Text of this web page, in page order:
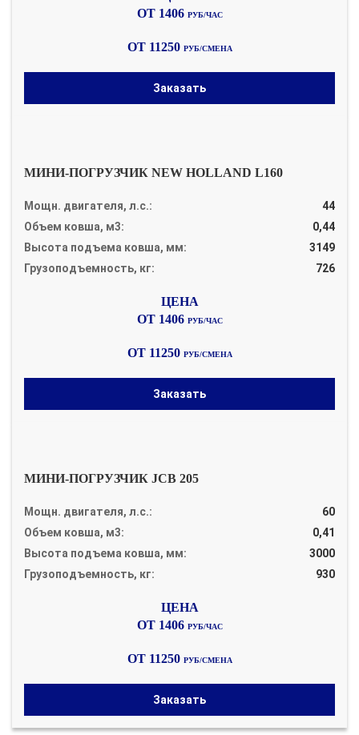
ОТ 1406 РУБ/ЧАС
ОТ 11250 РУБ/СМЕНА
Заказать
МИНИ-ПОГРУЗЧИК NEW HOLLAND L160
Мощн. двигателя, л.с.:
44
Объем ковша, м3:
0,44
Высота подъема ковша, мм:
3149
Грузоподъемность, кг:
726
ОТ 1406 РУБ/ЧАС
ОТ 11250 РУБ/СМЕНА
Заказать
МИНИ-ПОГРУЗЧИК JCB 205
Мощн. двигателя, л.с.:
60
Объем ковша, м3:
0,41
Высота подъема ковша, мм:
3000
Грузоподъемность, кг:
930
ОТ 1406 РУБ/ЧАС
ОТ 11250 РУБ/СМЕНА
Заказать